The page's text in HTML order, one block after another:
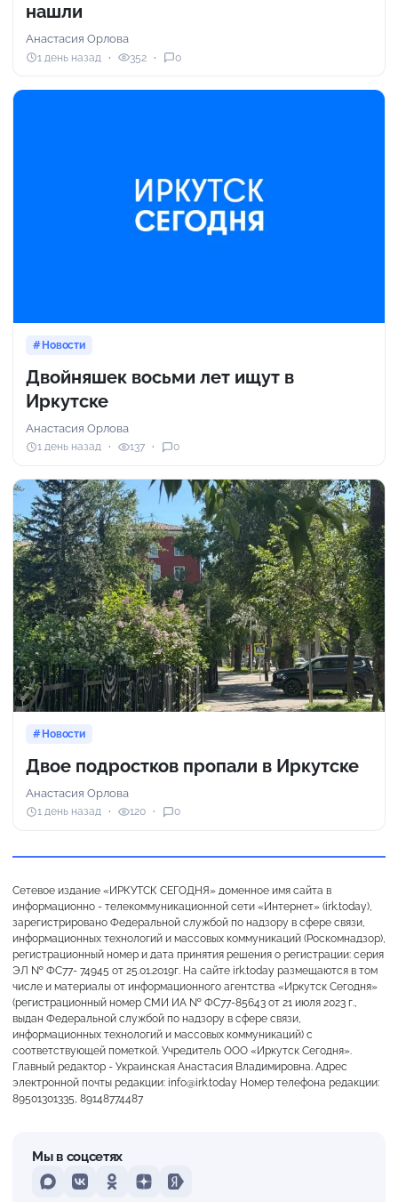
нашли
Анастасия Орлова
1 день назад 352 0
Новости
Двойняшек восьми лет ищут в
Иркутске
Анастасия Орлова
1 день назад 137 0
Новости
Двое подростков пропали в Иркутске
Анастасия Орлова
1 день назад 120 0
Сетевое издание «ИРКУТСК СЕГОДНЯ» доменное имя сайта в
информационно - телекоммуникационной сети «Интернет» (irk.today),
зарегистрировано Федеральной службой по надзору в сфере связи,
информационных технологий и массовых коммуникаций (Роскомнадзор),
регистрационный номер и дата принятия решения о регистрации: серия
ЭЛ № ФС77- 74945 от 25.01.2019г. На сайте irk.today размещаются в том
числе и материалы от информационного агентства «Иркутск Сегодня»
(регистрационный номер СМИ ИА № ФС77-85643 от 21 июля 2023 г.,
выдан Федеральной службой по надзору в сфере связи,
информационных технологий и массовых коммуникаций) с
соответствующей пометкой. Учредитель ООО «Иркутск Сегодня».
Главный редактор - Украинская Анастасия Владимировна. Адрес
электронной почты редакции: info@irk.today Номер телефона редакции:
89501301335, 89148774487
Мы в соцсетях
MAXVKontakteOdnoklassniki
DzenYandex